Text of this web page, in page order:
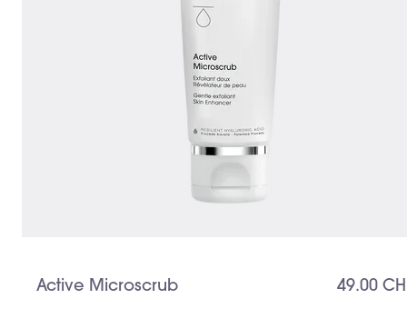
Active Microscrub 49.00